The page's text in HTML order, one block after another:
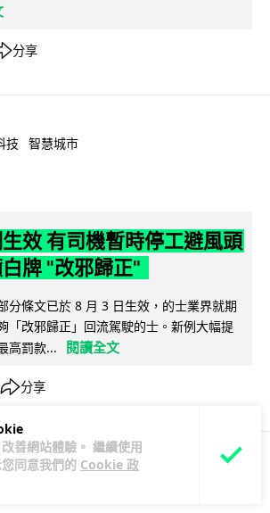
善網站體驗。 繼續使用
同意我們的 Cookie 政
分享
技 智慧城市
效 有司機暫時停工避風頭
牌 "改邪歸正"
分條文已於 8 月 3 日生效，的士業界就期
「改邪歸正」回流駕駛的士。新例大幅提
高罰款...
閱讀全文
分享